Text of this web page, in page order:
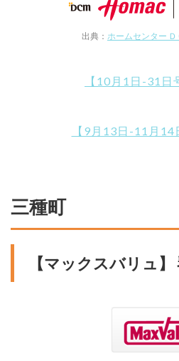
出典： ホームセンター
【10月1日-31日
【9月13日-11月14
三種町
【マックスバリュ】